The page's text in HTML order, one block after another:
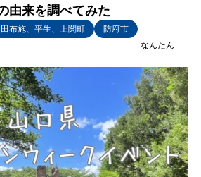
由来を調べてみた
田布施、平生、上関町
防府市
なんたん